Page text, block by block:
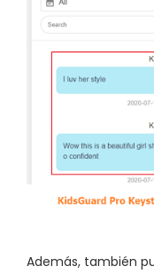
Además, también